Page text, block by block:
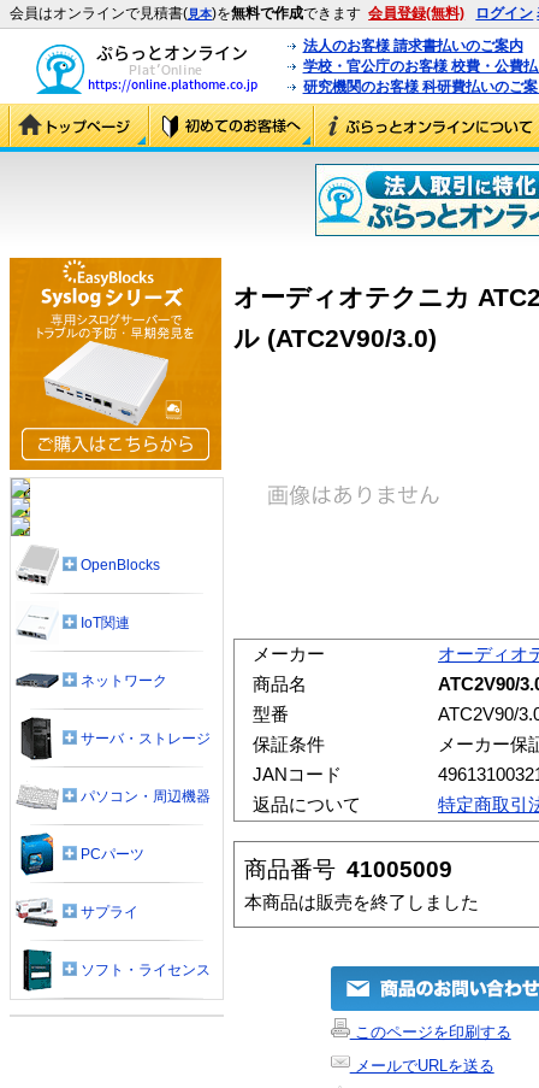
会員はオンラインで見積書(見本)を無料で作成できます 会員登録(無料) ログイン
法人のお客様 請求書払いのご案内
学校・官公庁のお客様 校費・公費
研究機関のお客様 科研費払いのご
オーディオテクニカ
ル (ATC2V90/3.0)
メーカー
オーディオ
商品名
ATC2V90/
型番
ATC2V90/
保証条件
メーカー保
JANコード
返品について
特定商取引
商品番号 41005009
本商品は販売を終了しました
このページを印刷する
メールでURLを送る
OpenBlocks
IoT関連
ネットワーク
サーバ・ストレージ
パソコン・周辺機器
PCパーツ
サプライ
ソフト・ライセンス